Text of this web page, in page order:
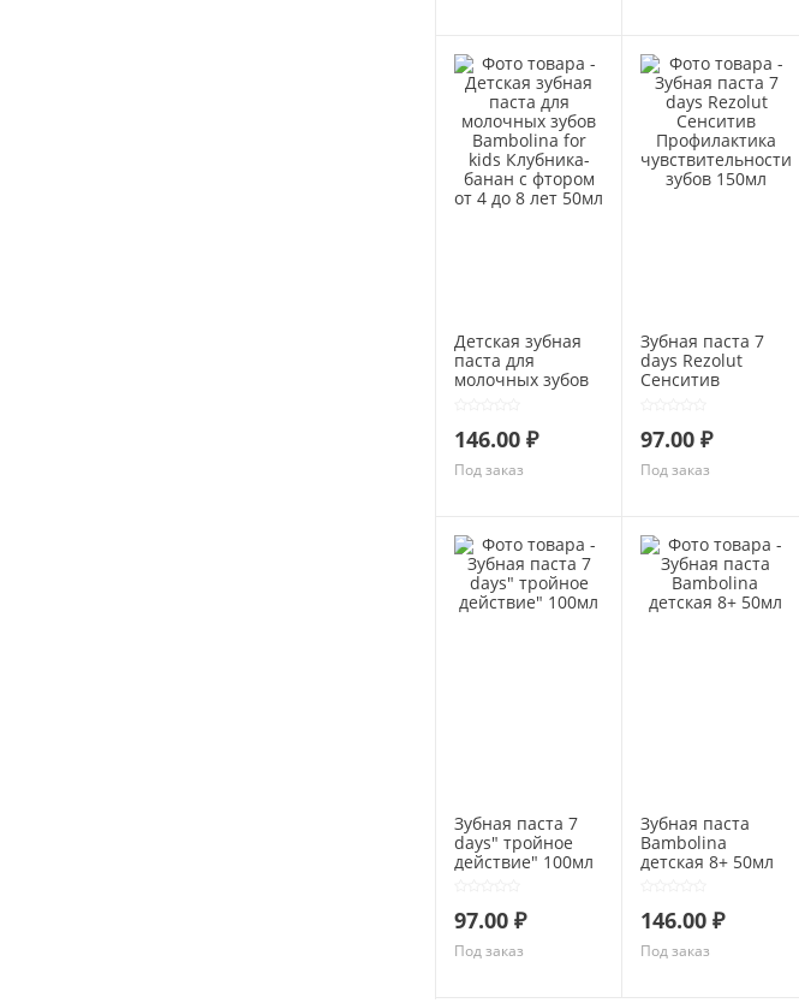
Детская зубная
паста для
молочных зубов
банан с фтором
146.00 ₽
Под заказ
Зубная паста 7
days Rezolut
Сенситив
зубов 150мл
97.00 ₽
Под заказ
Зубная паста 7
days" тройное
действие" 100мл
97.00 ₽
Под заказ
Зубная паста
Bambolina
детская 8+ 50мл
146.00 ₽
Под заказ